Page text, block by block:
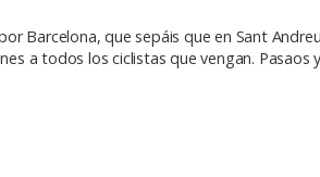
Barcelona, que sepáis que en Sant
a todos los ciclistas que vengan. Pasaos